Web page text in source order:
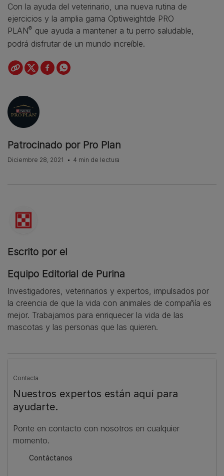
Con la ayuda del veterinario, una nueva rutina de
ejercicios y la amplia gama Optiweightde PRO
PLAN® que ayuda a mantener a tu perro saludable,
podrá disfrutar de un mundo increíble.
Patrocinado por Pro Plan
Diciembre 28, 2021 4 min de lectura
Escrito por el
Equipo Editorial de Purina
Investigadores, veterinarios y expertos, impulsados por
la creencia de que la vida con animales de compañía es
mejor. Trabajamos para enriquecer la vida de las
mascotas y las personas que las quieren.
Contacta
Nuestros expertos están aquí para
ayudarte.
Ponte en contacto con nosotros en cualquier
momento.
Contáctanos